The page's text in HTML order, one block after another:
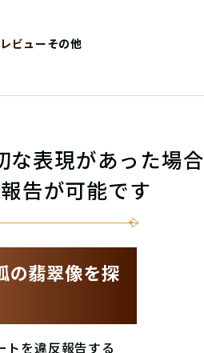
ビューその他
な表現があった場合
告が可能です
翡翠像を探
トを違反報告する